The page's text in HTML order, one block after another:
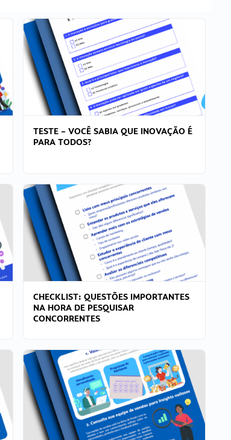
TESTE – VOCÊ SABIA QUE INOVAÇÃO É
PARA TODOS?
CHECKLIST: QUESTÕES IMPORTANTES
NA HORA DE PESQUISAR
CONCORRENTES